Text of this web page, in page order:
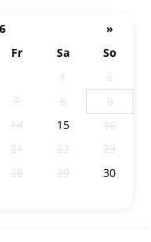
»
Fr Sa
So
1
2
7 8
9
14 15
16
21 22
23
28 29
30